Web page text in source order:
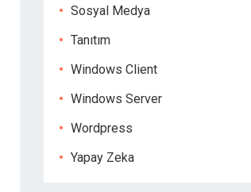
Sosyal Medya
Tanıtım
Windows Client
Windows Server
Wordpress
Yapay Zeka